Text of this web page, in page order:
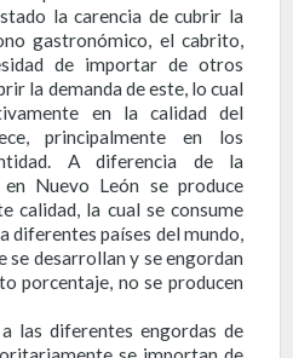
la carencia de cubrir la
gastronómico, el cabrito,
de importar de otros
la demanda de este, lo cual
en la calidad del
principalmente en los
A diferencia de la
Nuevo León se produce
calidad, la cual se consume
diferentes países del mundo,
se desarrollan y se engordan
porcentaje, no se producen
las diferentes engordas de